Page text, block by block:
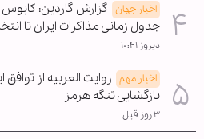
اخبار جهان گزارش گاردین: کابوس
جدول زمانی مذاکرات ایران تا
دیروز ۱۰:۴۱
اخبار مهم روایت العربیه از
بازگشایی تنگه هرمز
۳ روز قبل